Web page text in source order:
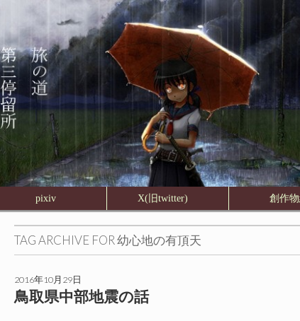
pixiv X(旧twitter) 創作
TAG ARCHIVE FOR幼心地の有頂天
2016年10月29日
鳥取県中部地震の話